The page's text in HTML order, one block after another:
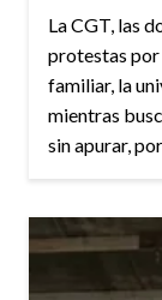
La CGT, las
protestas por
familiar, la
mientras
sin apurar,